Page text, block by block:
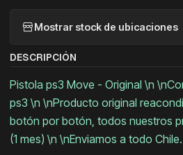
Mostrar stock de ubicaciones
DESCRIPCIÓN
Pistola ps3 Move - Original \n
ps3 \n \nProducto original
botón por botón, todos nuestros
(1 mes) \n \nEnviamos a todo Chile.